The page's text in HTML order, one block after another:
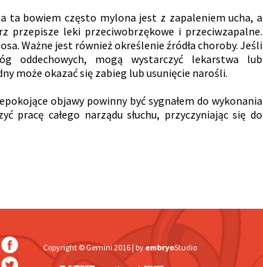
ta bowiem często mylona jest z zapaleniem ucha, a
przepisze leki przeciwobrzękowe i przeciwzapalne.
Ważne jest również określenie źródła choroby. Jeśli
oddechowych, mogą wystarczyć lekarstwa lub
może okazać się zabieg lub usunięcie narośli.
objawy powinny być sygnałem do wykonania
pracę całego narządu słuchu, przyczyniając się do
Copyright © Gemini 2016 | byembryoStudio